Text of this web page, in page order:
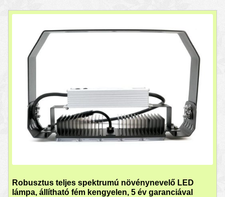
Robusztus teljes spektrumú növénynevelő LED
lámpa, állítható fém kengyelen, 5 év garanciával